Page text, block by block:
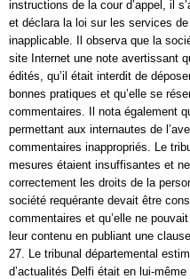
instructions de la cour d’appel, il
et déclara la loi sur les services
inapplicable. Il observa que la
site Internet une note avertissant
édités, qu’il était interdit de
bonnes pratiques et qu’elle se
commentaires. Il nota également
permettant aux internautes de
commentaires inappropriés. Le
mesures étaient insuffisantes et
correctement les droits de la
société requérante devait être
commentaires et qu’elle ne
leur contenu en publiant une
27. Le tribunal départemental
d’actualités Delfi était en lui-